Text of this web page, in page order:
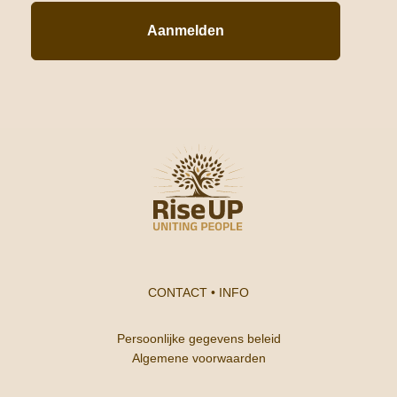
Aanmelden
CONTACT • INFO
Persoonlijke gegevens beleid
Algemene voorwaarden